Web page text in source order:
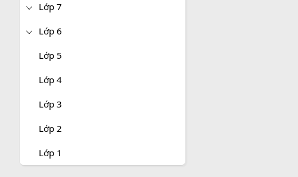
Lớp 7
Lớp 6
Lớp 5
Lớp 4
Lớp 3
Lớp 2
Lớp 1